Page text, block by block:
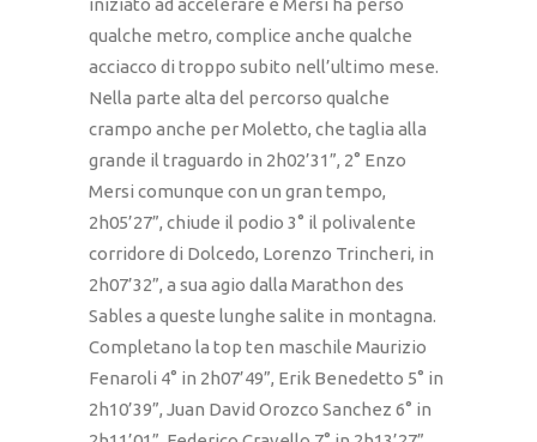
iniziato ad accelerare e Mersi ha perso
qualche metro, complice anche qualche
acciacco di troppo subito nell’ultimo mese.
Nella parte alta del percorso qualche
crampo anche per Moletto, che taglia alla
grande il traguardo in 2h02’31”, 2° Enzo
Mersi comunque con un gran tempo,
2h05’27”, chiude il podio 3° il polivalente
corridore di Dolcedo, Lorenzo Trincheri, in
2h07’32”, a sua agio dalla Marathon des
Sables a queste lunghe salite in montagna.
Completano la top ten maschile Maurizio
Fenaroli 4° in 2h07’49”, Erik Benedetto 5° in
2h10’39”, Juan David Orozco Sanchez 6° in